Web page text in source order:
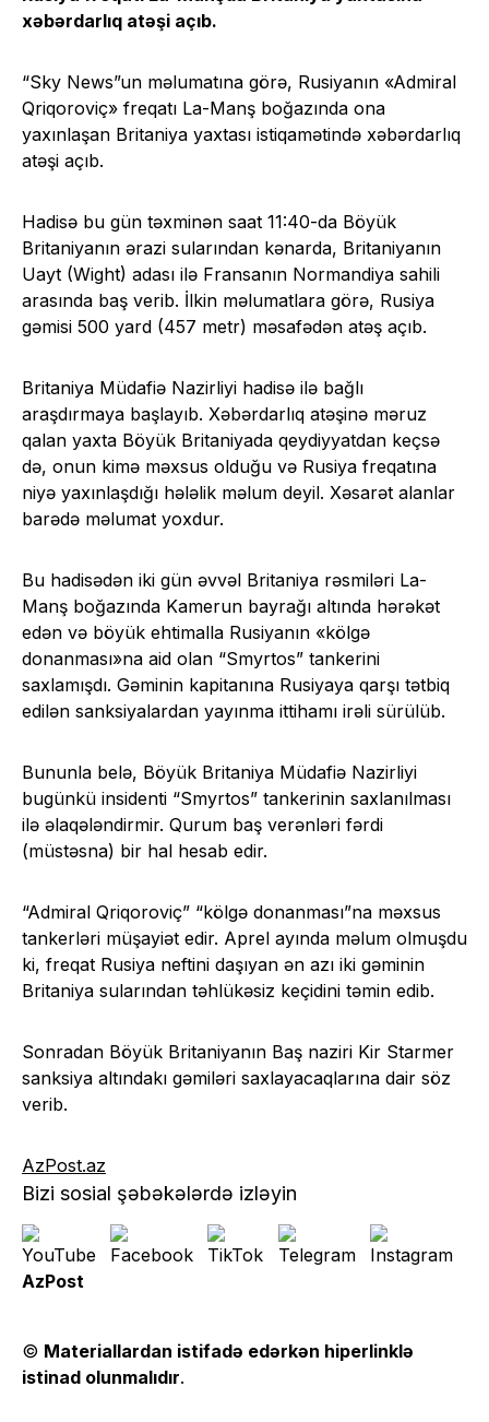
xəbərdarlıq atəşi açıb.
“Sky News”un məlumatına görə, Rusiyanın «Admiral
Qriqoroviç» freqatı La-Manş boğazında ona
yaxınlaşan Britaniya yaxtası istiqamətində xəbərdarlıq
atəşi açıb.
Hadisə bu gün təxminən saat 11:40-da Böyük
Britaniyanın ərazi sularından kənarda, Britaniyanın
Uayt (Wight) adası ilə Fransanın Normandiya sahili
arasında baş verib. İlkin məlumatlara görə, Rusiya
gəmisi 500 yard (457 metr) məsafədən atəş açıb.
Britaniya Müdafiə Nazirliyi hadisə ilə bağlı
araşdırmaya başlayıb. Xəbərdarlıq atəşinə məruz
qalan yaxta Böyük Britaniyada qeydiyyatdan keçsə
də, onun kimə məxsus olduğu və Rusiya freqatına
niyə yaxınlaşdığı hələlik məlum deyil. Xəsarət alanlar
barədə məlumat yoxdur.
Bu hadisədən iki gün əvvəl Britaniya rəsmiləri La-
Manş boğazında Kamerun bayrağı altında hərəkət
edən və böyük ehtimalla Rusiyanın «kölgə
donanması»na aid olan “Smyrtos” tankerini
saxlamışdı. Gəminin kapitanına Rusiyaya qarşı tətbiq
edilən sanksiyalardan yayınma ittihamı irəli sürülüb.
Bununla belə, Böyük Britaniya Müdafiə Nazirliyi
bugünkü insidenti “Smyrtos” tankerinin saxlanılması
ilə əlaqələndirmir. Qurum baş verənləri fərdi
(müstəsna) bir hal hesab edir.
“Admiral Qriqoroviç” “kölgə donanması”na məxsus
tankerləri müşayiət edir. Aprel ayında məlum olmuşdu
ki, freqat Rusiya neftini daşıyan ən azı iki gəminin
Britaniya sularından təhlükəsiz keçidini təmin edib.
Sonradan Böyük Britaniyanın Baş naziri Kir Starmer
sanksiya altındakı gəmiləri saxlayacaqlarına dair söz
verib.
AzPost.az
Bizi sosial şəbəkələrdə izləyin
AzPost
© Materiallardan istifadə edərkən hiperlinklə
istinad olunmalıdır.